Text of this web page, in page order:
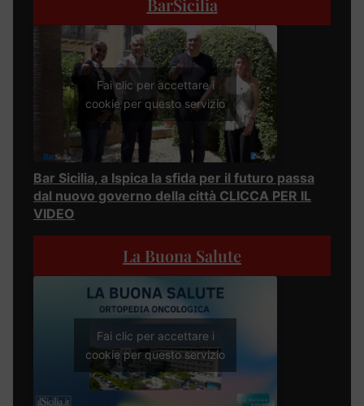
BarSicilia
Fai clic per accettare i
cookie per questo servizio
Bar Sicilia, a Ispica la sfida per il futuro passa
dal nuovo governo della città CLICCA PER IL
VIDEO
La Buona Salute
Fai clic per accettare i
cookie per questo servizio